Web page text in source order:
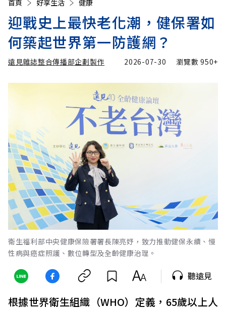
首頁 好享生活 健康
迎戰史上最快老化潮，健保署如
何築起世界第一防護網？
遠見雜誌整合傳播部企劃製作 2026-07-30 瀏覽數950+
衛生福利部中央健康保險署署長陳亮妤，致力推動健保永續、慢
性病與癌症照護、數位轉型及全齡健康治理。
聽遠見
根據世界衛生組織（WHO）定義，65歲以上人